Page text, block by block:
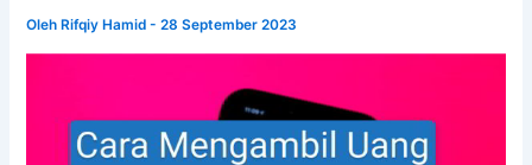
Oleh Rifqiy Hamid-28 September 2023